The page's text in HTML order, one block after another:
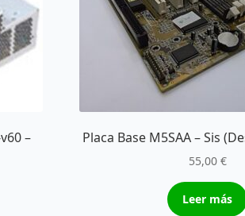
–
Placa Base M5SAA – Sis
55,00 €
Leer más